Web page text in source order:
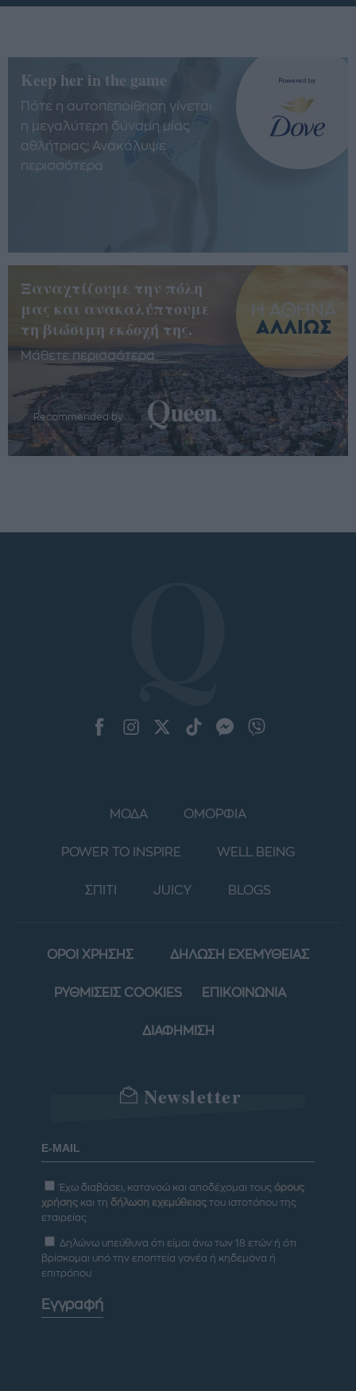
Keep her in the game
Πότε η αυτοπεποίθηση γίνεται
η μεγαλύτερη δύναμη μίας
αθλήτριας; Ανακάλυψε
περισσότερα
Ξαναχτίζουμε την πόλη
μας και ανακαλύπτουμε
τη βιώσιμη εκδοχή της.
Μάθετε περισσότερα
Recommended by
ΜΟΔΑ ΟΜΟΡΦΙΑ
POWER TO INSPIRE WELL BEING
ΣΠΙΤΙ JUICY BLOGS
ΟΡΟΙ ΧΡΗΣΗΣ ΔΗΛΩΣΗ ΕΧΕΜΥΘΕΙΑΣ
ΡΥΘΜΙΣΕΙΣ COOKIES ΕΠΙΚΟΙΝΩΝΙΑ
ΔΙΑΦΗΜΙΣΗ
Newsletter
Έχω διαβάσει, κατανοώ και αποδέχομαι τους όρους
χρήσης και τη δήλωση εχεμύθειας του ιστοτόπου της
εταιρείας
Δηλώνω υπεύθυνα ότι είμαι άνω των 18 ετών ή ότι
βρίσκομαι υπό την εποπτεία γονέα ή κηδεμόνα ή
επιτρόπου
Εγγραφή